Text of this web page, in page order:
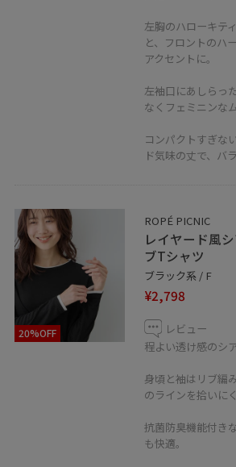
左胸のハローキテ
と、フロントのハ
アクセントに。
左袖口にあしらっ
なくフェミニンな
コンパクトすぎな
ド気味の丈で、バ
20%OFF
ROPÉ PICNIC
レイヤード風
ブTシャツ
ブラック系 / F
¥2,798
レビュー
程よい透け感のシ
身頃と袖はリブ編
のラインを拾いに
抗菌防臭機能付き
も快適。